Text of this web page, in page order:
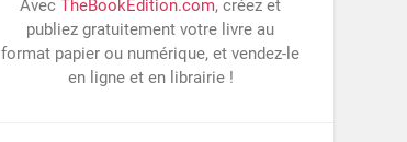
AvecTheBookEdition.com, créez et
publiez gratuitement votre livre au
format papier ou numérique, et vendez-le
en ligne et en librairie !